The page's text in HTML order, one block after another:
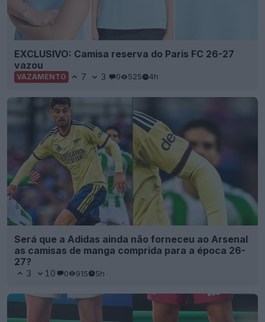
EXCLUSIVO: Camisa reserva do Paris FC 26-27
vazou
VAZAMENTO 7 3 0 525 4h
Será que a Adidas ainda não forneceu ao Arsenal
as camisas de manga comprida para a época 26-
27?
3 10 0 915 5h